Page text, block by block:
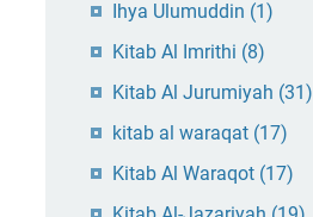
Ihya Ulumuddin (1)
Kitab Al Imrithi (8)
Kitab Al Jurumiyah (31)
kitab al waraqat (17)
Kitab Al Waraqot (17)